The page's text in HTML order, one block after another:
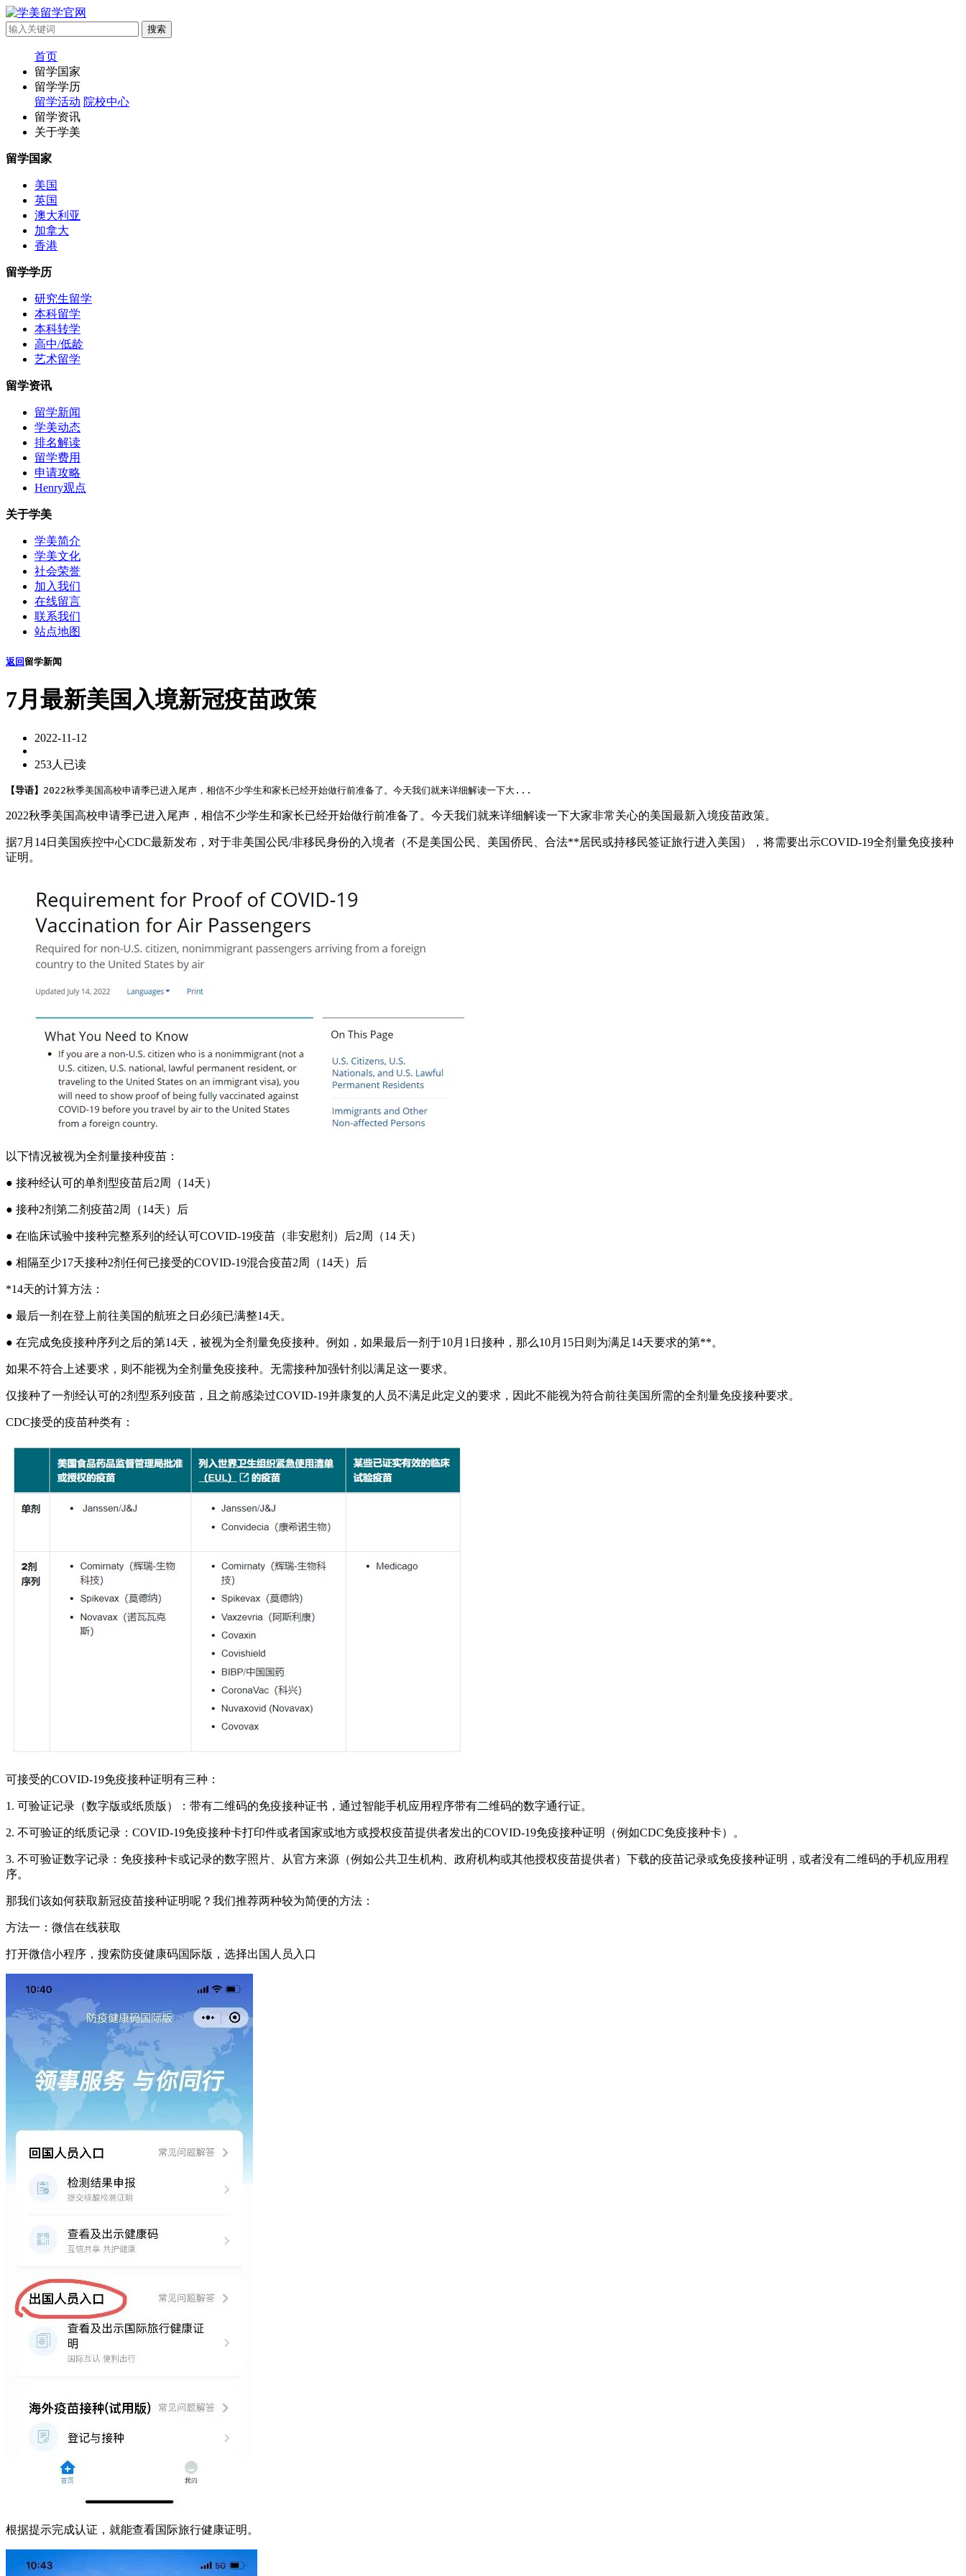
首页
留学国家
留学学历
留学活动 院校中心
留学资讯
关于学美
留学国家
美国
英国
澳大利亚
加拿大
香港
留学学历
研究生留学
本科留学
本科转学
高中/低龄
艺术留学
留学资讯
留学新闻
学美动态
排名解读
留学费用
申请攻略
Henry观点
关于学美
学美简介
学美文化
社会荣誉
加入我们
在线留言
联系我们
站点地图
返回 留学新闻
7月最新美国入境新冠疫苗政策
2022-11-12
253人已读
【导语】 2022秋季美国高校申请季已进入尾声，相信不少学生和家长已经开始做行前准备了。今天我们就来详细解读一下大...
2022秋季美国高校申请季已进入尾声，相信不少学生和家长已经开始做行前准备了。今天我们就来详细解读一下大家非常关心的美国最新入境疫苗政策。
据7月14日美国疾控中心CDC最新发布，对于非美国公民/非移民身份的入境者（不是美国公民、美国侨民、合法**居民或持移民签证旅行进入美国），将需要出示COVID-19全剂量免疫接种
证明。
以下情况被视为全剂量接种疫苗：
● 接种经认可的单剂型疫苗后2周（14天）
● 接种2剂第二剂疫苗2周（14天）后
● 在临床试验中接种完整系列的经认可COVID-19疫苗（非安慰剂）后2周（14 天）
● 相隔至少17天接种2剂任何已接受的COVID-19混合疫苗2周（14天）后
*14天的计算方法：
● 最后一剂在登上前往美国的航班之日必须已满整14天。
● 在完成免疫接种序列之后的第14天，被视为全剂量免疫接种。例如，如果最后一剂于10月1日接种，那么10月15日则为满足14天要求的第**。
如果不符合上述要求，则不能视为全剂量免疫接种。无需接种加强针剂以满足这一要求。
仅接种了一剂经认可的2剂型系列疫苗，且之前感染过COVID-19并康复的人员不满足此定义的要求，因此不能视为符合前往美国所需的全剂量免疫接种要求。
CDC接受的疫苗种类有：
可接受的COVID-19免疫接种证明有三种：
1. 可验证记录（数字版或纸质版）：带有二维码的免疫接种证书，通过智能手机应用程序带有二维码的数字通行证。
2. 不可验证的纸质记录：COVID-19免疫接种卡打印件或者国家或地方或授权疫苗提供者发出的COVID-19免疫接种证明（例如CDC免疫接种卡）。
3. 不可验证数字记录：免疫接种卡或记录的数字照片、从官方来源（例如公共卫生机构、政府机构或其他授权疫苗提供者）下载的疫苗记录或免疫接种证明，或者没有二维码的手机应用程
序。
那我们该如何获取新冠疫苗接种证明呢？我们推荐两种较为简便的方法：
方法一：微信在线获取
打开微信小程序，搜索防疫健康码国际版，选择出国人员入口
根据提示完成认证，就能查看国际旅行健康证明。